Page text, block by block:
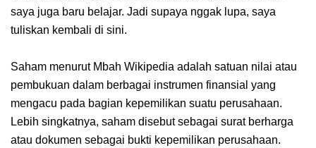
saya juga baru belajar. Jadi supaya nggak lupa, saya
tuliskan kembali di sini.
Saham menurut Mbah Wikipedia adalah satuan nilai atau
pembukuan dalam berbagai instrumen finansial yang
mengacu pada bagian kepemilikan suatu perusahaan.
Lebih singkatnya, saham disebut sebagai surat berharga
atau dokumen sebagai bukti kepemilikan perusahaan.